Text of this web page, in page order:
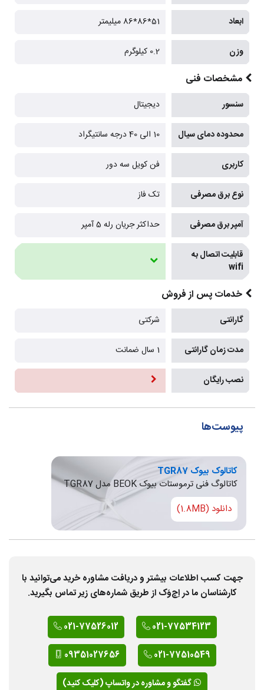
ابعاد 51*86*86 میلیمتر
وزن 0.2 کیلوگرم
مشخصات فنی
سنسور دیجیتال
محدوده دمای سیال 10 الی 40 درجه سانتیگراد
کاربری فن کویل سه دور
نوع برق مصرفی تک فاز
آمپر برق مصرفی حداکثر جریان رله 5 آمپر
قابلیت اتصال به
wifi
خدمات پس از فروش
گارانتی شرکتی
مدت زمان گارانتی 1 سال ضمانت
نصب رایگان
پیوست‌ها
کاتالوک بیوک TGR87
کاتالوگ فنی ترموستات بیوک BEOK مدل TGR87
دانلود (1.8MB)
جهت کسب اطلاعات بیشتر و دریافت مشاوره خرید می‌توانید با
کارشناسان ما در اِچ‌وَک از طریق شماره‌های زیر تماس بگیرید.
021-77534123
021-77526012
021-77510549
09351027656
گفتگو و مشاوره در واتساپ (کلیک کنید)